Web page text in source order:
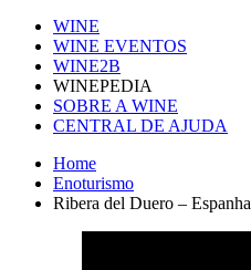
WINE
WINE EVENTOS
WINE2B
WINEPEDIA
SOBRE A WINE
CENTRAL DE AJUDA
Home
Enoturismo
Ribera del Duero – Espanha